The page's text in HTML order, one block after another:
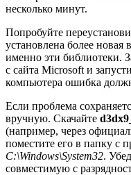
несколько минут.
Попробуйте
установлена более
именно эти библиотеки.
с сайта Microsoft и
компьютера ошибка
Если проблема
вручную. Скачайте
(например, через
поместите его в папку с
C:\Windows\System32.
совместимую с